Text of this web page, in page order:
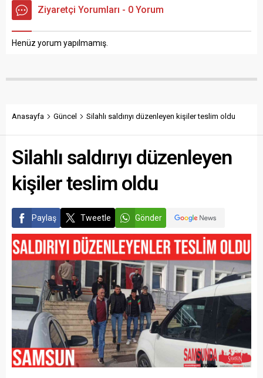
daima ilk tercih edilen firma
olarak anılan Bursa Evden
mutluluğunu, 20 yıldır
Ziyaretçi Yorumları - 0 Yorum
Henüz yorum yapılmamış.
Anasayfa Güncel Silahlı saldırıyı düzenleyen kişiler teslim oldu
Silahlı saldırıyı düzenleyen
kişiler teslim oldu
Paylaş Tweetle Gönder